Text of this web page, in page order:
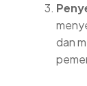
dan